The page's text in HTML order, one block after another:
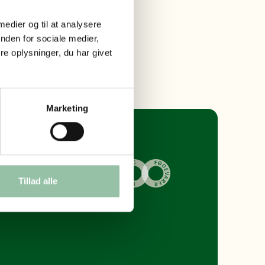
og til at analysere
for sociale medier,
oplysninger, du har givet
Marketing
Tillad alle